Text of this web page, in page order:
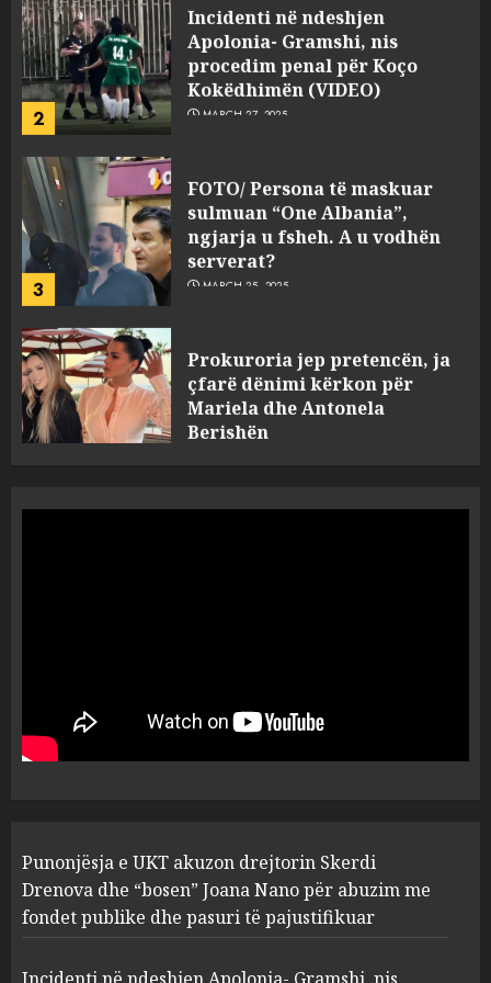
2
Apolonia- Gramshi, nis
procedim penal për Koço
Kokëdhimën (VIDEO)
MARCH 27, 2025
sulmuan “One Albania”,
ngjarja u fsheh. A u vodhën
serverat?
MARCH 25, 2025
4
çfarë dënimi kërkon për
Mariela dhe Antonela
Berishën
MARCH 25, 2025
1
“bosen” Joana Nano për
abuzim me fondet publike dhe
pasuri të pajustifikuar
2
Apolonia- Gramshi, nis
procedim penal për Koço
Kokëdhimën (VIDEO)
MARCH 27, 2025
Punonjësja e UKT akuzon drejtorin Skerdi
Drenova dhe “bosen” Joana Nano për abuzim me
fondet publike dhe pasuri të pajustifikuar